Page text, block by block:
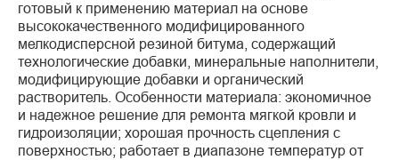
готовый к применению материал на основе
высококачественного модифицированного
мелкодисперсной резиной битума, содержащий
технологические добавки, минеральные наполнители,
модифицирующие добавки и органический
растворитель. Особенности материала: экономичное
и надежное решение для ремонта мягкой кровли и
гидроизоляции; хорошая прочность сцепления с
поверхностью; работает в диапазоне температур от